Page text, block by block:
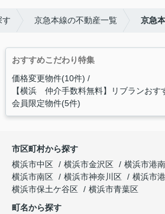
す 京急本線の不動産一覧 京急
おすすめこだわり特集
価格変更物件(10件)
【横浜 仲介手数料無料】リブランおす
会員限定物件(5件)
市区町村から探す
横浜市中区
横浜市金沢区 横浜市港
横浜市南区
横浜市神奈川区 横浜市
横浜市保土ケ谷区
横浜市青葉区
町名から探す